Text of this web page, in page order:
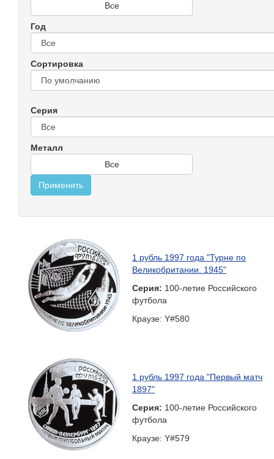
Все
Год
Сортировка
Серия
Металл
Все
1 рубль 1997 года "Турне по
Великобритании. 1945"
Серия: 100-летие Российского
футбола
Краузе: Y#580
1 рубль 1997 года "Первый матч
1897"
Серия: 100-летие Российского
футбола
Краузе: Y#579